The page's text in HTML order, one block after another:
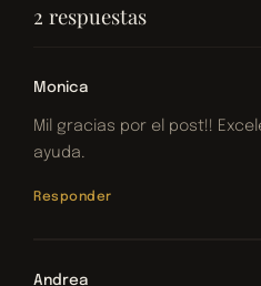
2 respuestas
Monica
Mil gracias por el post!!
ayuda.
Responder
Andrea